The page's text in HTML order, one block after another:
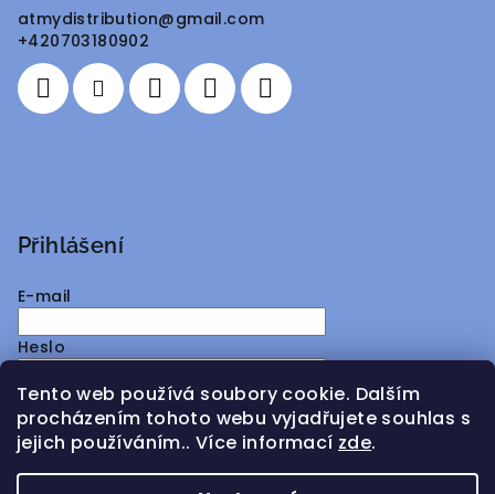
Tento web používá soubory cookie. Dalším
procházením tohoto webu vyjadřujete souhlas s
jejich používáním.. Více informací zde.
atmydistribution@gmail.com
+420703180902
Přihlášení
E-mail
Heslo
Přihlásit se
Nová registraceZapomenuté heslo